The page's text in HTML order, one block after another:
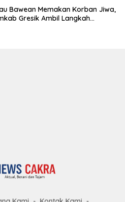
Bawean Memakan Korban Jiwa,
Gresik Ambil Langkah